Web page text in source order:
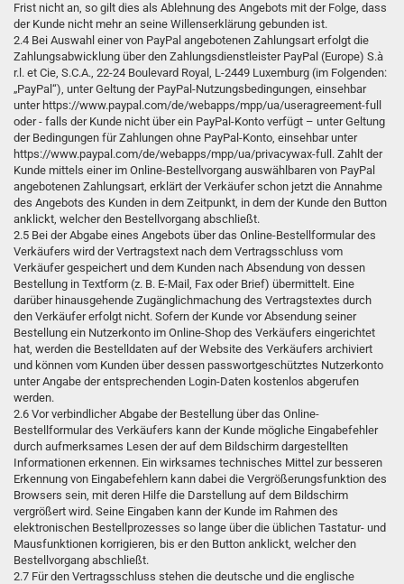
Frist nicht an, so gilt dies als Ablehnung des Angebots mit der Folge, dass
der Kunde nicht mehr an seine Willenserklärung gebunden ist.
2.4 Bei Auswahl einer von PayPal angebotenen Zahlungsart erfolgt die
Zahlungsabwicklung über den Zahlungsdienstleister PayPal (Europe) S.à
r.l. et Cie, S.C.A., 22-24 Boulevard Royal, L-2449 Luxemburg (im Folgenden:
„PayPal“), unter Geltung der PayPal-Nutzungsbedingungen, einsehbar
unter https://www.paypal.com/de/webapps/mpp/ua/useragreement-full
oder - falls der Kunde nicht über ein PayPal-Konto verfügt – unter Geltung
der Bedingungen für Zahlungen ohne PayPal-Konto, einsehbar unter
https://www.paypal.com/de/webapps/mpp/ua/privacywax-full. Zahlt der
Kunde mittels einer im Online-Bestellvorgang auswählbaren von PayPal
angebotenen Zahlungsart, erklärt der Verkäufer schon jetzt die Annahme
des Angebots des Kunden in dem Zeitpunkt, in dem der Kunde den Button
anklickt, welcher den Bestellvorgang abschließt.
2.5 Bei der Abgabe eines Angebots über das Online-Bestellformular des
Verkäufers wird der Vertragstext nach dem Vertragsschluss vom
Verkäufer gespeichert und dem Kunden nach Absendung von dessen
Bestellung in Textform (z. B. E-Mail, Fax oder Brief) übermittelt. Eine
darüber hinausgehende Zugänglichmachung des Vertragstextes durch
den Verkäufer erfolgt nicht. Sofern der Kunde vor Absendung seiner
Bestellung ein Nutzerkonto im Online-Shop des Verkäufers eingerichtet
hat, werden die Bestelldaten auf der Website des Verkäufers archiviert
und können vom Kunden über dessen passwortgeschütztes Nutzerkonto
unter Angabe der entsprechenden Login-Daten kostenlos abgerufen
werden.
2.6 Vor verbindlicher Abgabe der Bestellung über das Online-
Bestellformular des Verkäufers kann der Kunde mögliche Eingabefehler
durch aufmerksames Lesen der auf dem Bildschirm dargestellten
Informationen erkennen. Ein wirksames technisches Mittel zur besseren
Erkennung von Eingabefehlern kann dabei die Vergrößerungsfunktion des
Browsers sein, mit deren Hilfe die Darstellung auf dem Bildschirm
vergrößert wird. Seine Eingaben kann der Kunde im Rahmen des
elektronischen Bestellprozesses so lange über die üblichen Tastatur- und
Mausfunktionen korrigieren, bis er den Button anklickt, welcher den
Bestellvorgang abschließt.
2.7 Für den Vertragsschluss stehen die deutsche und die englische